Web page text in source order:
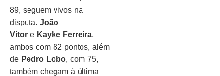
89, seguem vivos na
disputa. João
Vitor e Kayke Ferreira,
ambos com 82 pontos, além
de Pedro Lobo, com 75,
também chegam à última